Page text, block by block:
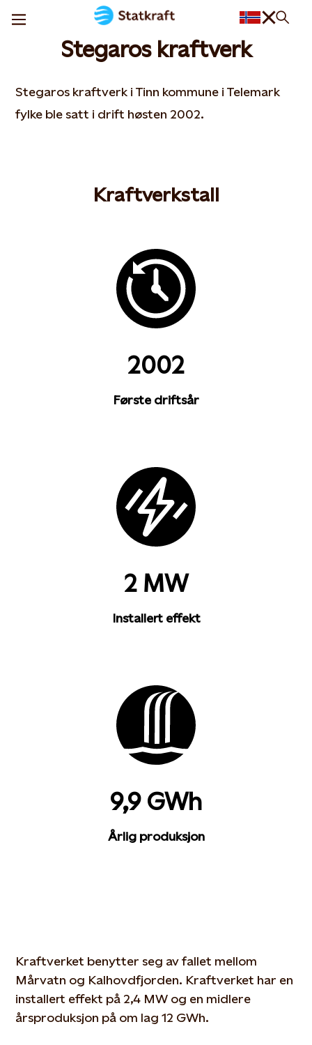
Stegaros kraftverk
Stegaros kraftverk i Tinn kommune i Telemark
fylke ble satt i drift høsten 2002.
Kraftverkstall
2002
Første driftsår
2 MW
Installert effekt
9,9 GWh
Årlig produksjon
Kraftverket benytter seg av fallet mellom
Mårvatn og Kalhovdfjorden. Kraftverket har en
installert effekt på 2,4 MW og en midlere
årsproduksjon på om lag 12 GWh.